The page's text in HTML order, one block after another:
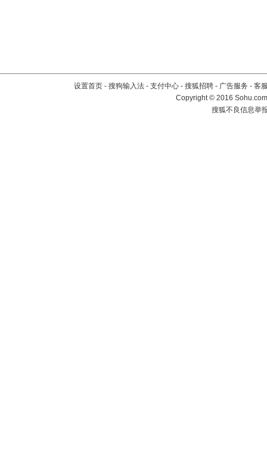
设置首页 - 搜狗输入法 - 支付中心 - 搜狐招聘 - 广告服务 - 客
Copyright©2016
搜狐不良信息举